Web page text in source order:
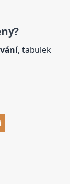
?
, tabulek